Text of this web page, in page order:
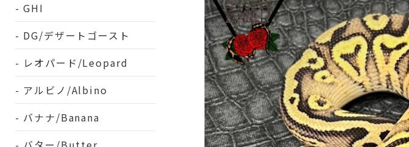
GHI
DG/デザートゴースト
レオパード/Leopard
アルビノ/Albino
バナナ/Banana